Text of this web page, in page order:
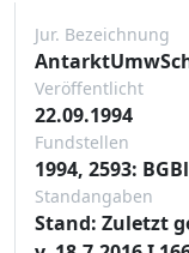
Jur. Bezeichnung
Veröffentlicht
22.09.1994
Fundstellen
1994, 2593:
Standangaben
Stand: Zuletzt